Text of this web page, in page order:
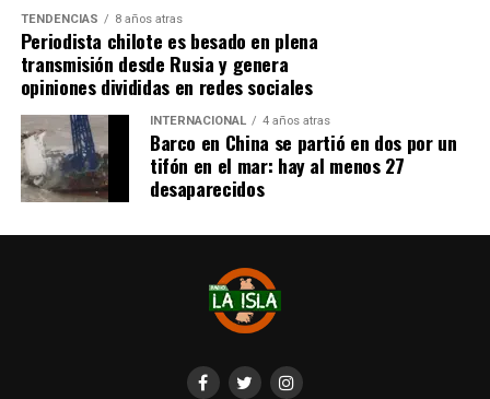
TENDENCIAS 8 años atras
Periodista chilote es besado en plena
transmisión desde Rusia y genera
opiniones divididas en redes sociales
INTERNACIONAL 4 años atras
Barco en China se partió en dos por un
tifón en el mar: hay al menos 27
desaparecidos